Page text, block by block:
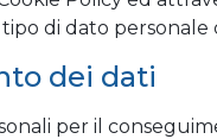
di dato personale
dei dati
per il